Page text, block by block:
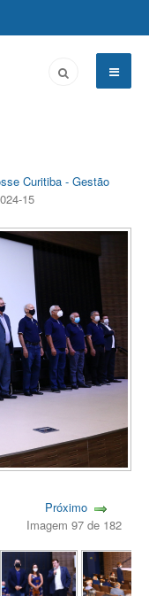
Curitiba - Gestão
15
Próximo
Imagem 97 de 182